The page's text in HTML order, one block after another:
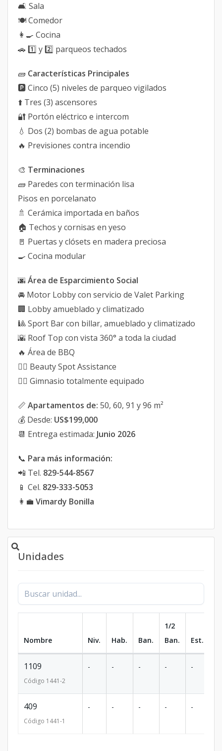
🛋️ Sala
🍽️ Comedor
👩‍🍳 Cocina
🚗 1️⃣ y 2️⃣ parqueos techados
🧱 Características Principales
🅿️ Cinco (5) niveles de parqueo vigilados
⬆️ Tres (3) ascensores
🔐 Portón eléctrico e intercom
💧 Dos (2) bombas de agua potable
🔥 Previsiones contra incendio
🎨 Terminaciones
🧱 Paredes con terminación lisa
Pisos en porcelanato
🚿 Cerámica importada en baños
🏠 Techos y cornisas en yeso
🚪 Puertas y clósets en madera preciosa
🍳 Cocina modular
🌆 Área de Esparcimiento Social
🚘 Motor Lobby con servicio de Valet Parking
🏢 Lobby amueblado y climatizado
🎱 Sport Bar con billar, amueblado y climatizado
🌇 Roof Top con vista 360° a toda la ciudad
🔥 Área de BBQ
💇‍♀️ Beauty Spot Assistance
🏋️‍♀️ Gimnasio totalmente equipado
📏 Apartamentos de: 50, 60, 91 y 96 m²
💰 Desde: US$199,000
📆 Entrega estimada: Junio 2026
📞 Para más información:
📲 Tel. 829-544-8567
📱 Cel. 829-333-5053
👩‍💼 Vimardy Bonilla
Unidades
Nombre Niv. Hab. Ban.
1/2
Ban.
Est.
1109
Código 1441-2
- - - - -
409
Código 1441-1
- - - - -